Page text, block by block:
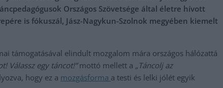
Országos Szövetsége által életre hívott
is fókuszál, Jász-Nagykun-Szolnok megyében kiemelt
támogatásával elindult mozgalom mára országos hálózattá
Válassz egy táncot!”mottó mellett a „Táncolj az
hogy ez a mozgásforma a testi és lelki jólét egyik